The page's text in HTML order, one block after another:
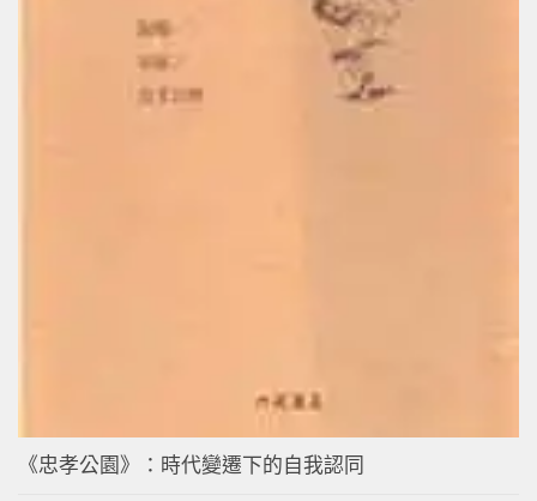
《忠孝公園》：時代變遷下的自我認同